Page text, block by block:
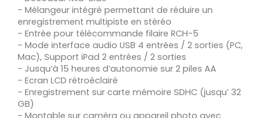
- Mélangeur intégré permettant de réduire un
enregistrement multipiste en stéréo
- Entrée pour télécommande filaire RCH-5
- Mode interface audio USB 4 entrées / 2 sorties (PC,
Mac), Support iPad 2 entrées / 2 sorties
- Jusqu’à 15 heures d’autonomie sur 2 piles AA
- Ecran LCD rétroéclairé
- Enregistrement sur carte mémoire SDHC (jusqu’ 32
GB)